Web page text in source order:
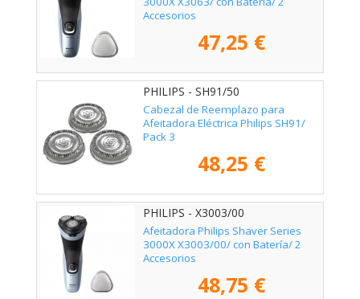
Accesorios
47,25 €
PHILIPS - SH91/50
Cabezal de Reemplazo para
Afeitadora Eléctrica Philips SH91/
Pack 3
48,25 €
PHILIPS - X3003/00
Afeitadora Philips Shaver Series
3000X X3003/00/ con Batería/ 2
Accesorios
48,75 €